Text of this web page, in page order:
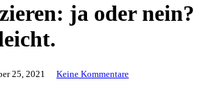
ja oder nein?
25, 2021 Keine Kommentare